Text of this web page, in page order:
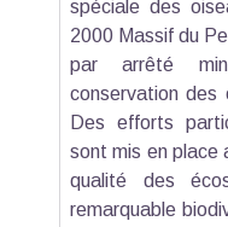
spéciale des
2000 Massif du
par arrêté
conservation des
Des efforts
sont mis en place
qualité des
remarquable